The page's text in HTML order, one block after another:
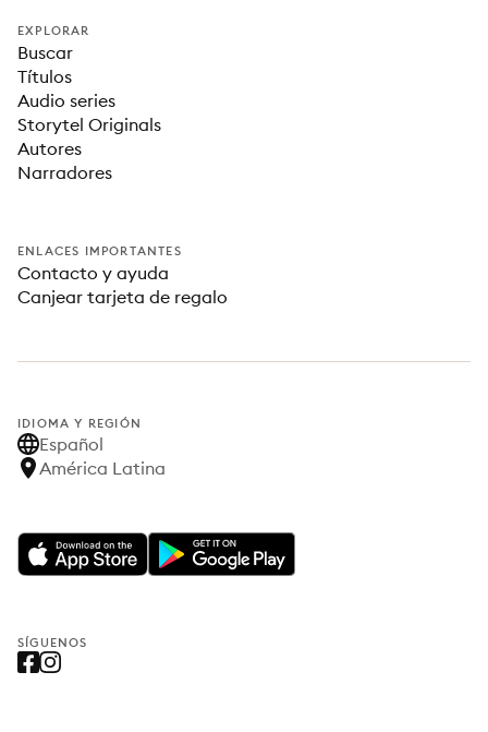
EXPLORAR
Buscar
Títulos
Audio series
Storytel Originals
Autores
Narradores
ENLACES IMPORTANTES
Contacto y ayuda
Canjear tarjeta de regalo
IDIOMA Y REGIÓN
Español
América Latina
SÍGUENOS